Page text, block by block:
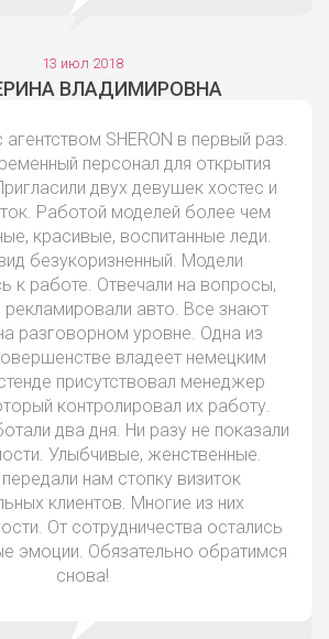
13 июл 2018
ВЛАДИМИРОВНА
агентством SHERON в первый раз.
персонал для открытия
двух девушек хостес и
Работой моделей более чем
красивые, воспитанные леди.
безукоризненный. Модели
к работе. Отвечали на вопросы,
рекламировали авто. Все знают
разговорном уровне. Одна из
владеет немецким
присутствовал менеджер
контролировал их работу.
два дня. Ни разу не показали
Улыбчивые, женственные.
нам стопку визиток
клиентов. Многие из них
От сотрудничества остались
эмоции. Обязательно обратимся
снова!